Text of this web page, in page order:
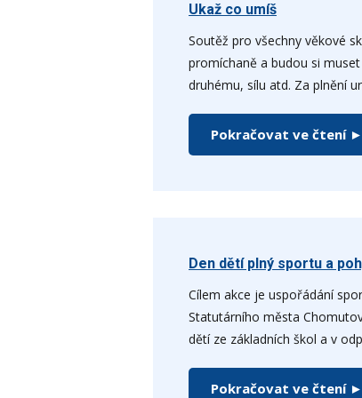
Ukaž co umíš
Soutěž pro všechny věkové
promíchaně a budou si
druhému, sílu atd. Za plnění
Pokračovat ve čtení ►
Den dětí plný sportu a
Cílem akce je uspořádání
Statutárního města
dětí ze základních škol a v
Pokračovat ve čtení ►